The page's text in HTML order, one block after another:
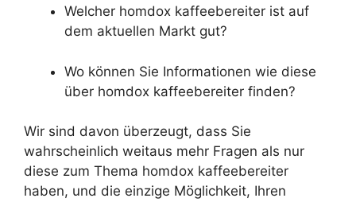
Welcher homdox kaffeebereiter ist auf
dem aktuellen Markt gut?
Wo können Sie Informationen wie diese
über homdox kaffeebereiter finden?
Wir sind davon überzeugt, dass Sie
wahrscheinlich weitaus mehr Fragen als nur
diese zum Thema homdox kaffeebereiter
haben, und die einzige Möglichkeit, Ihren